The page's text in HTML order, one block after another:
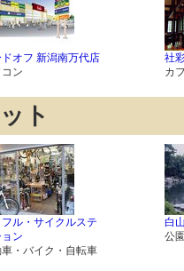
オフ 新潟南万代店
ン
社
カ
ト
フル・サイクルステ
ン
車・バイク・自転車
白
公